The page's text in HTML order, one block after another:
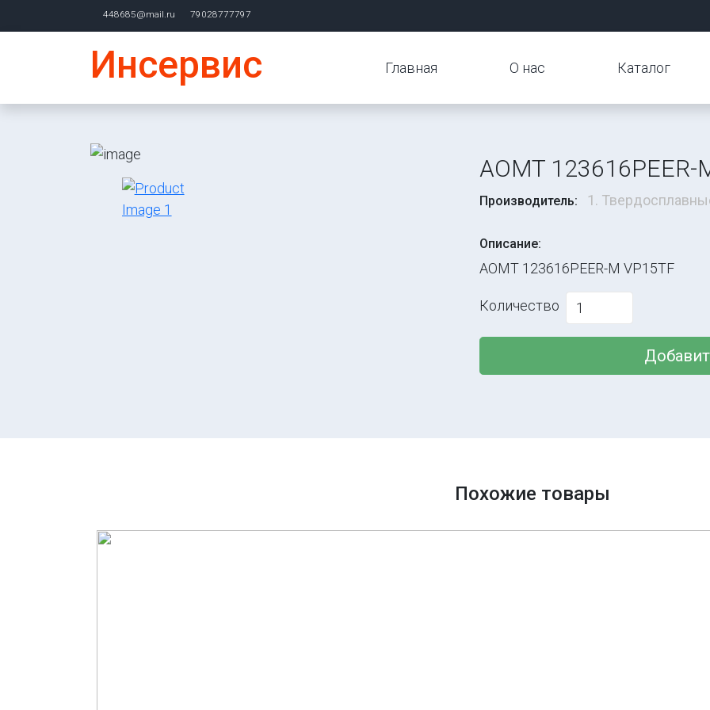
448685@mail.ru 79028777797
Инсервис Главная О нас Каталог
AOMT 123616PEER-
Производитель: 1.
Описание:
AOMT 123616PEER-M VP15TF
Количество
Похожие товары